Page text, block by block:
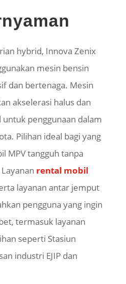
hybrid, Innova Zenix
mesin bensin
dan bertenaga. Mesin
akselerasi halus dan
penggunaan dalam
Pilihan ideal bagi yang
MPV tangguh tanpa
rental mobil
layanan antar jemput
pengguna yang ingin
termasuk layanan
seperti Stasiun
industri EJIP dan